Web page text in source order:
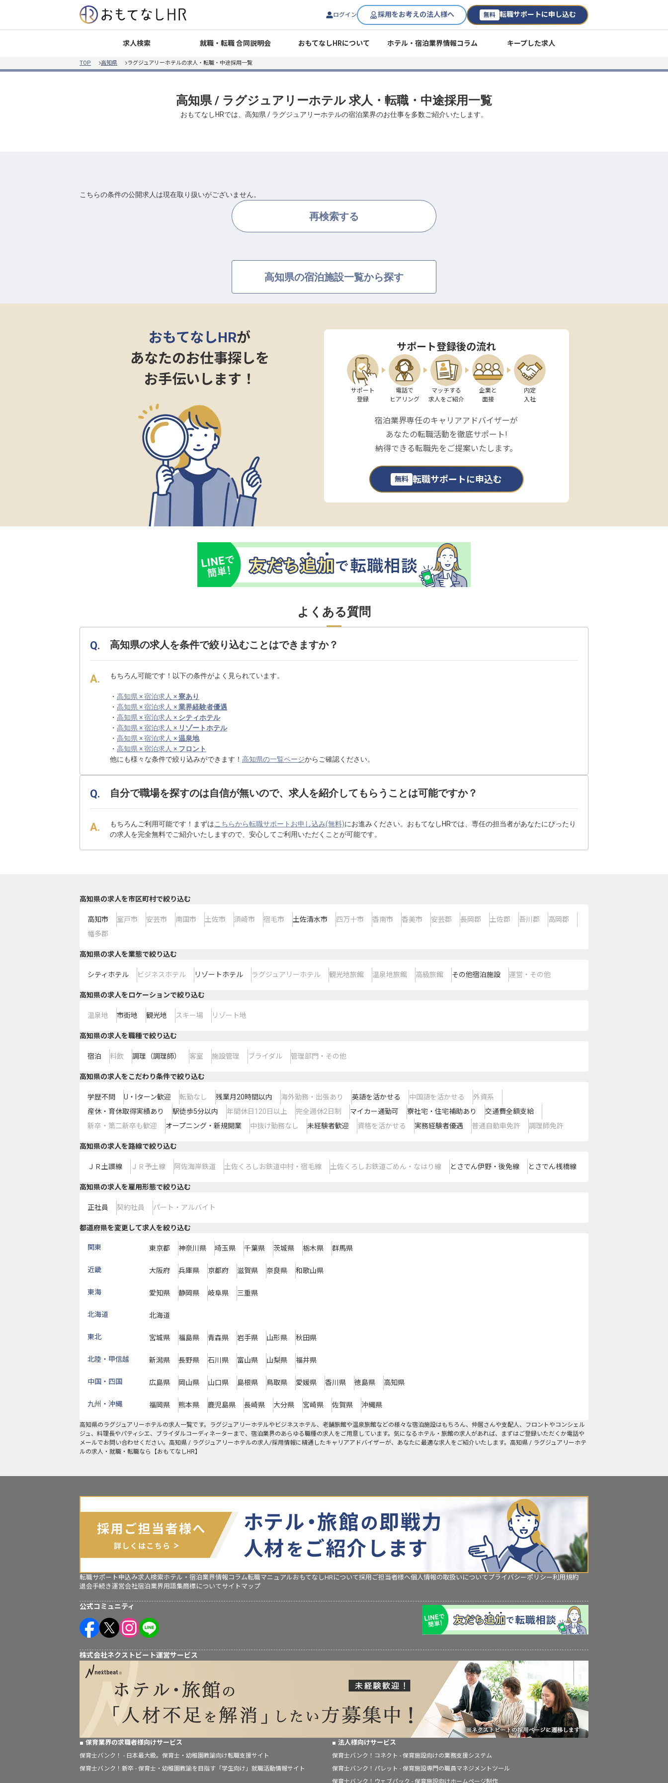
ログイン 採用をお考えの法人様へ 無料 転職サポートに申し込む
求人検索 就職・転職 合同説明会 おもてなしHRについて ホテル・宿泊業界情報コラム キープした求人
TOP 高知県 ラグジュアリーホテルの求人・転職・中途採用一覧
高知県 / ラグジュアリーホテル 求人・転職・中途採用一覧
おもてなしHRでは、高知県 / ラグジュアリーホテルの宿泊業界のお仕事を多数ご紹介いたします。
こちらの条件の公開求人は現在取り扱いがございません。
再検索する
高知県の宿泊施設一覧から探す
おもてなしHRが
あなたのお仕事探しを
お手伝いします！
サポート登録後の流れ
サポート
登録
電話で
ヒアリング
マッチする
求人をご紹介
企業と
面接
内定
入社
宿泊業界専任のキャリアアドバイザーが
あなたの転職活動を徹底サポート!
納得できる転職先をご提案いたします。
無料 転職サポートに申込む
よくある質問
高知県の求人を条件で絞り込むことはできますか？
もちろん可能です！以下の条件がよく見られています。
・ 高知県 × 宿泊求人 ×寮あり
・ 高知県 × 宿泊求人 ×業界経験者優遇
・ 高知県 × 宿泊求人 × シティホテル
・ 高知県 × 宿泊求人 × リゾートホテル
・ 高知県 × 宿泊求人 ×温泉地
・ 高知県 × 宿泊求人 × フロント
他にも様々な条件で絞り込みができます！ 高知県の一覧ページからご確認ください。
自分で職場を探すのは自信が無いので、求人を紹介してもらうことは可能ですか？
もちろんご利用可能です！まずはこちらから転職サポートお申し込み(無料)にお進みください。おもてなしHRでは、専任の担当者があなたにぴったり
の求人を完全無料でご紹介いたしますので、安心してご利用いただくことが可能です。
高知県の求人を市区町村で絞り込む
高知市 室戸市 安芸市 南国市 土佐市 須崎市 宿毛市 土佐清水市 四万十市 香南市 香美市 安芸郡 長岡郡 土佐郡 吾川郡
高岡郡
幡多郡
高知県の求人を業態で絞り込む
シティホテル ビジネスホテル リゾートホテル ラグジュアリーホテル 観光地旅館 温泉地旅館 高級旅館 その他宿泊施設 運営・その他
高知県の求人をロケーションで絞り込む
温泉地 市街地 観光地 スキー場 リゾート地
高知県の求人を職種で絞り込む
宿泊 料飲 調理（調理師） 客室 施設管理 ブライダル 管理部門・その他
高知県の求人をこだわり条件で絞り込む
学歴不問 U・Iターン歓迎 転勤なし 残業月20時間以内 海外勤務・出張あり 英語を活かせる 中国語を活かせる
外資系
産休・育休取得実績あり
駅徒歩5分以内 年間休日120日以上 完全週休2日制 マイカー通勤可 寮社宅・住宅補助あり
交通費全額支給
新卒・第二新卒も歓迎
オープニング・新規開業 中抜け勤務なし 未経験者歓迎 資格を活かせる 実務経験者優遇 普通自動車免許 調理師免許
高知県の求人を路線で絞り込む
ＪＲ土讃線 ＪＲ予土線 阿佐海岸鉄道 土佐くろしお鉄道中村・宿毛線 土佐くろしお鉄道ごめん・なはり線 とさでん伊野・後免線 とさでん桟橋線
高知県の求人を雇用形態で絞り込む
正社員 契約社員 パート・アルバイト
都道府県を変更して求人を絞り込む
関東 東京都 神奈川県 埼玉県 千葉県 茨城県 栃木県 群馬県
近畿 大阪府 兵庫県 京都府 滋賀県 奈良県 和歌山県
東海 愛知県 静岡県 岐阜県 三重県
北海道 北海道
東北 宮城県 福島県 青森県 岩手県 山形県 秋田県
北陸・甲信越 新潟県 長野県 石川県 富山県 山梨県 福井県
中国・四国 広島県 岡山県 山口県 島根県 鳥取県 愛媛県 香川県 徳島県 高知県
九州・沖縄 福岡県 熊本県 鹿児島県 長崎県 大分県 宮崎県 佐賀県 沖縄県
高知県の ラグジュアリーホテルの求人一覧です。ラグジュアリーホテルやビジネスホテル、老舗旅館や温泉旅館などの様々な宿泊施設はもちろん、仲居さんや支配人、フロントやコンシェル
ジュ、料理長やパティシエ、ブライダルコーディネーターまで、宿泊業界のあらゆる職種の求人をご用意しています。気になるホテル・旅館の求人があれば、まずはご登録いただくか電話や
メールでお問い合わせください。高知県 / ラグジュアリーホテルの求人/採用情報に精通したキャリアアドバイザーが、あなたに最適な求人をご紹介いたします。高知県 / ラグジュアリーホテ
ルの求人・就職・転職なら【おもてなしHR】
転職サポート申込み求人検索ホテル・宿泊業界情報コラム転職マニュアルおもてなしHRについて採用ご担当者様へ個人情報の取扱いについてプライバシーポリシー利用規約
退会手続き運営会社宿泊業界用語集商標についてサイトマップ
公式コミュニティ
株式会社ネクストビート運営サービス
保育業界の求職者様向けサービス
保育士バンク！ - 日本最大級。保育士・幼稚園教諭向け転職支援サイト
保育士バンク！新卒 - 保育士・幼稚園教諭を目指す「学生向け」就職活動情報サイト
法人様向けサービス
保育士バンク！コネクト - 保育施設向けの業務支援システム
保育士バンク！パレット - 保育施設専門の職員マネジメントツール
保育士バンク！ウェブパック - 保育施設向けホームページ制作